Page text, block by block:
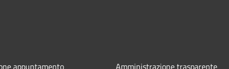
appuntamento Amministrazione trasparente